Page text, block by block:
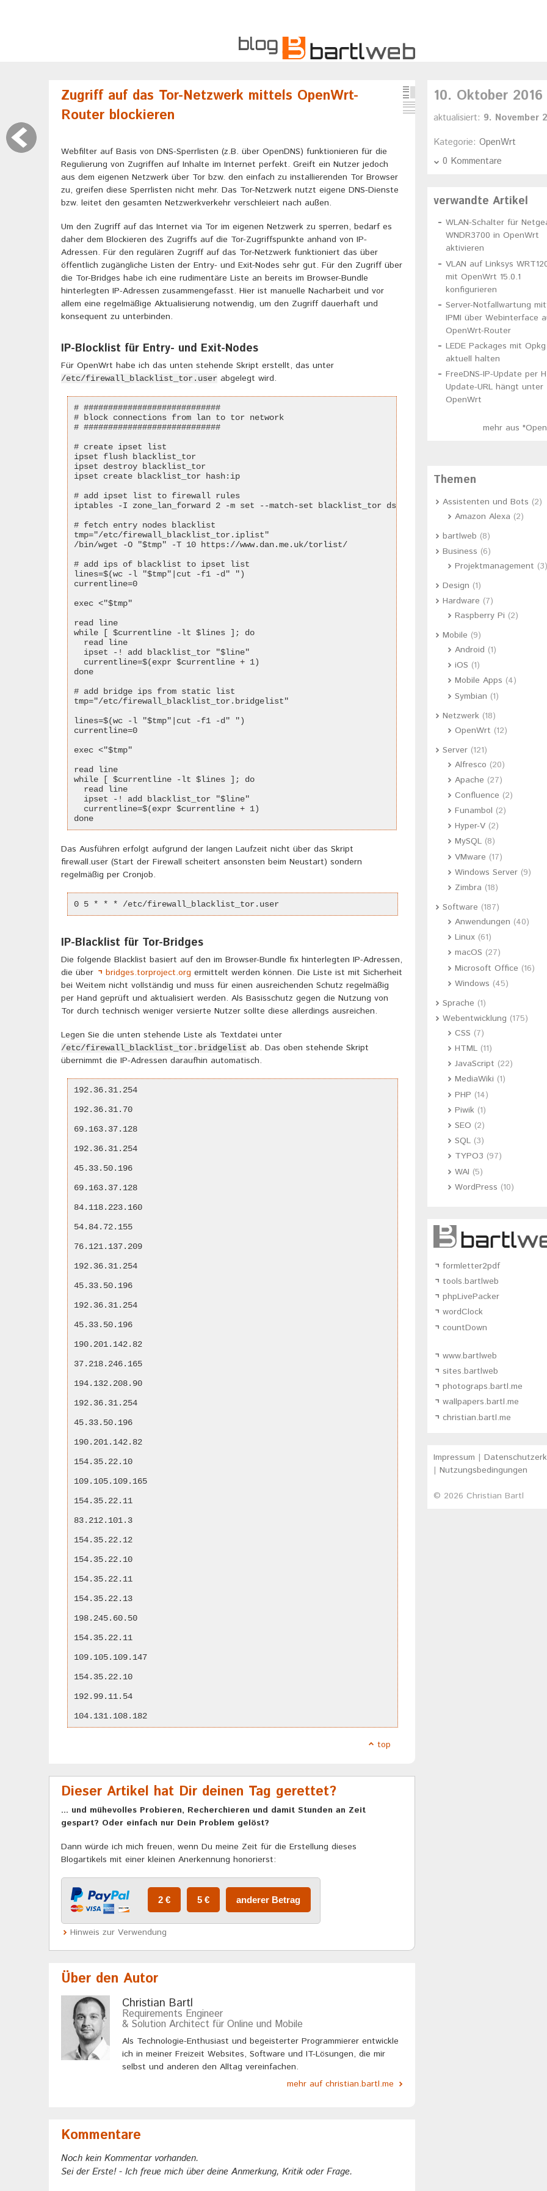
Zugriff auf das Tor-Netzwerk mittels OpenWrt-
Router blockieren
Webfilter auf Basis von DNS-Sperrlisten (z.B. über OpenDNS) funktionieren für die
Regulierung von Zugriffen auf Inhalte im Internet perfekt. Greift ein Nutzer jedoch
aus dem eigenen Netzwerk über Tor bzw. den einfach zu installierenden Tor Browser
zu, greifen diese Sperrlisten nicht mehr. Das Tor-Netzwerk nutzt eigene DNS-Dienste
bzw. leitet den gesamten Netzwerkverkehr verschleiert nach außen.
Um den Zugriff auf das Internet via Tor im eigenen Netzwerk zu sperren, bedarf es
daher dem Blockieren des Zugriffs auf die Tor-Zugriffspunkte anhand von IP-
Adressen. Für den regulären Zugriff auf das Tor-Netzwerk funktioniert das über
öffentlich zugängliche Listen der Entry- und Exit-Nodes sehr gut. Für den Zugriff über
die Tor-Bridges habe ich eine rudimentäre Liste an bereits im Browser-Bundle
hinterlegten IP-Adressen zusammengefasst. Hier ist manuelle Nacharbeit und vor
allem eine regelmäßige Aktualisierung notwendig, um den Zugriff dauerhaft und
konsequent zu unterbinden.
IP-Blocklist für Entry- und Exit-Nodes
Für OpenWrt habe ich das unten stehende Skript erstellt, das unter
/etc/firewall_blacklist_tor.user abgelegt wird.
# ############################
# block connections from lan to tor network
# ############################
# create ipset list
ipset flush blacklist_tor
ipset destroy blacklist_tor
ipset create blacklist_tor hash:ip
# add ipset list to firewall rules
iptables -I zone_lan_forward 2 -m set --match-set blacklist_tor dst -p TCP -j zone_wan_dest_REJECT
# fetch entry nodes blacklist
tmp="/etc/firewall_blacklist_tor.iplist"
/bin/wget -O "$tmp" -T 10 https://www.dan.me.uk/torlist/
# add ips of blacklist to ipset list
lines=$(wc -l "$tmp"|cut -f1 -d" ")
currentline=0
exec <"$tmp"
read line
while [ $currentline -lt $lines ]; do
  read line
  ipset -! add blacklist_tor "$line"
  currentline=$(expr $currentline + 1)
done
# add bridge ips from static list
tmp="/etc/firewall_blacklist_tor.bridgelist"
lines=$(wc -l "$tmp"|cut -f1 -d" ")
currentline=0
exec <"$tmp"
read line
while [ $currentline -lt $lines ]; do
  read line
  ipset -! add blacklist_tor "$line"
  currentline=$(expr $currentline + 1)
done
Das Ausführen erfolgt aufgrund der langen Laufzeit nicht über das Skript
firewall.user (Start der Firewall scheitert ansonsten beim Neustart) sondern
regelmäßig per Cronjob.
0 5 * * * /etc/firewall_blacklist_tor.user
IP-Blacklist für Tor-Bridges
Die folgende Blacklist basiert auf den im Browser-Bundle fix hinterlegten IP-Adressen,
die über
bridges.torproject.org ermittelt werden können. Die Liste ist mit Sicherheit
bei Weitem nicht vollständig und muss für einen ausreichenden Schutz regelmäßig
per Hand geprüft und aktualisiert werden. Als Basisschutz gegen die Nutzung von
Tor durch technisch weniger versierte Nutzer sollte diese allerdings ausreichen.
Legen Sie die unten stehende Liste als Textdatei unter
/etc/firewall_blacklist_tor.bridgelist ab. Das oben stehende Skript
übernimmt die IP-Adressen daraufhin automatisch.
192.36.31.254
192.36.31.70
69.163.37.128
192.36.31.254
45.33.50.196
69.163.37.128
84.118.223.160
54.84.72.155
76.121.137.209
192.36.31.254
45.33.50.196
192.36.31.254
45.33.50.196
190.201.142.82
37.218.246.165
194.132.208.90
192.36.31.254
45.33.50.196
190.201.142.82
154.35.22.10
109.105.109.165
154.35.22.11
83.212.101.3
154.35.22.12
154.35.22.10
154.35.22.11
154.35.22.13
198.245.60.50
154.35.22.11
109.105.109.147
154.35.22.10
192.99.11.54
104.131.108.182
top
Dieser Artikel hat Dir deinen Tag gerettet?
... und mühevolles Probieren, Recherchieren und damit Stunden an Zeit
gespart? Oder einfach nur Dein Problem gelöst?
Dann würde ich mich freuen, wenn Du meine Zeit für die Erstellung dieses
Blogartikels mit einer kleinen Anerkennung honorierst:
Hinweis zur Verwendung
Über den Autor
Christian Bartl
Requirements Engineer
& Solution Architect für Online und Mobile
Als Technologie-Enthusiast und begeisterter Programmierer entwickle
ich in meiner Freizeit Websites, Software und IT-Lösungen, die mir
selbst und anderen den Alltag vereinfachen.
mehr auf christian.bartl.me
Kommentare
Noch kein Kommentar vorhanden.
Sei der Erste! - Ich freue mich über deine Anmerkung, Kritik oder Frage.
10. Oktober 2016
aktualisiert: 9. November
Kategorie: OpenWrt
0 Kommentare
verwandte Artikel
WLAN-Schalter für
WNDR3700 in OpenWrt
aktivieren
VLAN auf Linksys
mit OpenWrt 15.0.1
konfigurieren
Server-Notfallwartung
IPMI über Webinterface
OpenWrt-Router
LEDE Packages mit Opkg
aktuell halten
FreeDNS-IP-Update per
Update-URL hängt unter
OpenWrt
mehr aus
Themen
Assistenten und Bots (2)
Amazon Alexa (2)
bartlweb (8)
Business (6)
Projektmanagement (3)
Design (1)
Hardware (7)
Raspberry Pi (2)
Mobile (9)
Android (1)
iOS (1)
Mobile Apps (4)
Symbian (1)
Netzwerk (18)
OpenWrt (12)
Server (121)
Alfresco (20)
Apache (27)
Confluence (2)
Funambol (2)
Hyper-V(2)
MySQL(8)
VMware (17)
Windows Server(9)
Zimbra (18)
Software (187)
Anwendungen (40)
Linux(61)
macOS (27)
Microsoft Office (16)
Windows (45)
Sprache (1)
Webentwicklung (175)
CSS (7)
HTML(11)
JavaScript (22)
MediaWiki (1)
PHP (14)
Piwik(1)
SEO (2)
SQL(3)
TYPO3 (97)
WAI (5)
WordPress (10)
formletter2pdf
tools.bartlweb
phpLivePacker
wordClock
countDown
www.bartlweb
sites.bartlweb
photograps.bartl.me
wallpapers.bartl.me
christian.bartl.me
Impressum |
| Nutzungsbedingungen
© 2026 Christian Bartl